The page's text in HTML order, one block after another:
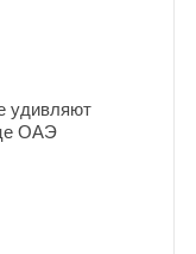
удивляют
ОАЭ